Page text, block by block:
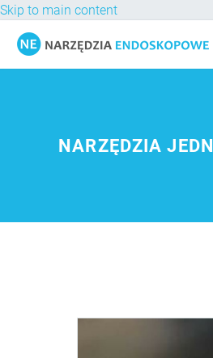
Skip to main content
NARZĘDZIA